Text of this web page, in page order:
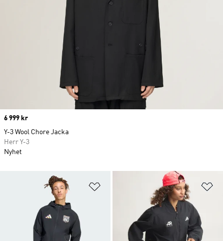
Lägg till på önskelistan
Price
6 999 kr
Y-3 Wool Chore Jacka
Herr Y-3
Nyhet